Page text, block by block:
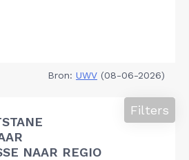
Bron: UWV (08-06-2026)
NAAR REGIO
Filters